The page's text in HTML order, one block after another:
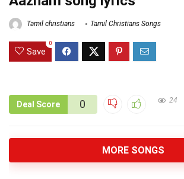
Tamil christians Tamil Christians Songs
Save
0
Deal Score 0 24
MORE SONGS